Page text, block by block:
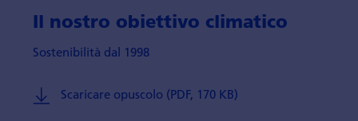
Il nostro obiettivo climatico
Sostenibilità dal 1998
Scaricare opuscolo (PDF, 170 KB)